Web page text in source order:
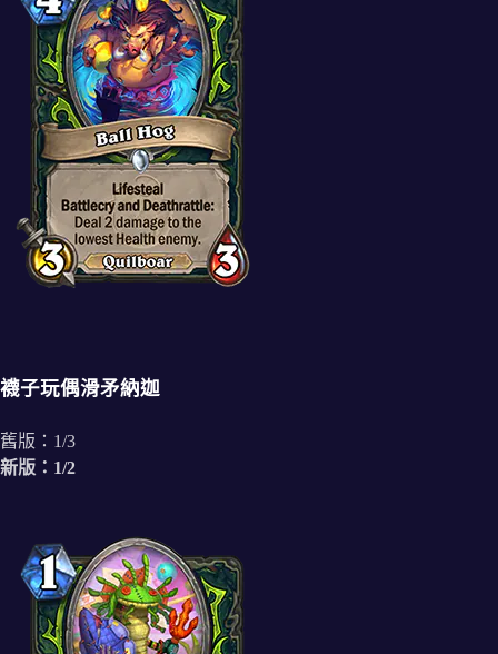
襪子玩偶滑矛納迦
舊版：1/3
新版：1/2